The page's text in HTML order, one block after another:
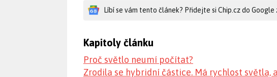
Líbí se vám tento článek? Přidejte si Chip.cz do Google
Kapitoly článku
Proč světlo neumí počítat?
Zrodila se hybridní částice. Má rychlost světla,